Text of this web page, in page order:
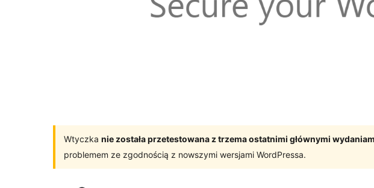
Wtyczka nie została przetestowana z trzema ostatnimi głównymi
problemem ze zgodnością z nowszymi wersjami WordPressa.